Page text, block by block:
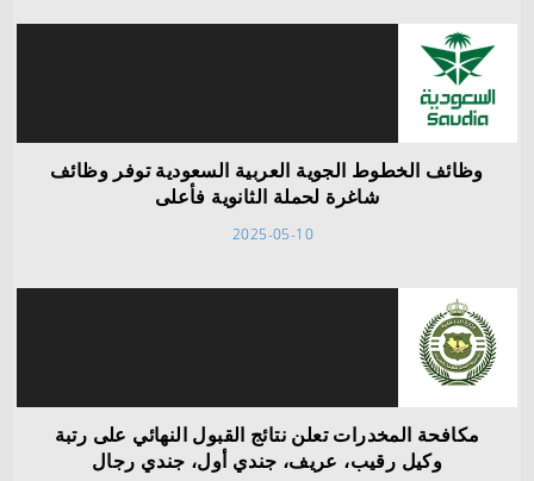
وظائف الخطوط الجوية العربية السعودية توفر وظائف
شاغرة لحملة الثانوية فأعلى
2025-05-10
مكافحة المخدرات تعلن نتائج القبول النهائي على رتبة
وكيل رقيب، عريف، جندي أول، جندي رجال